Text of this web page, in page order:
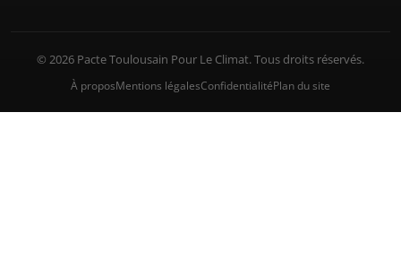
© 2026 Pacte Toulousain Pour Le Climat. Tous droits réservés.
À proposMentions légalesConfidentialitéPlan du site